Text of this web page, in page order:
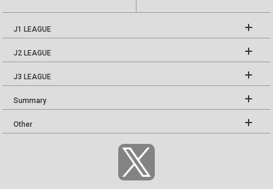
J1 LEAGUE
J2 LEAGUE
J3 LEAGUE
Summary
Other